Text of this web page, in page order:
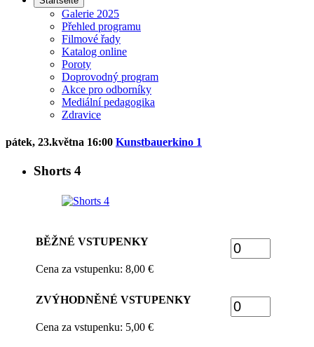
Galerie 2025
Přehled programu
Filmové řady
Katalog online
Poroty
Doprovodný program
Akce pro odborníky
Mediální pedagogika
Zdravice
pátek, 23.května 16:00 Kunstbauerkino 1
Shorts 4
BĚŽNÉ VSTUPENKY
Cena za vstupenku: 8,00 €
ZVÝHODNĚNÉ VSTUPENKY
Cena za vstupenku: 5,00 €